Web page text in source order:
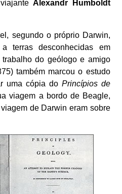
Alexandr Humboldt
segundo o próprio Darwin,
terras desconhecidas em
do geólogo e amigo
também marcou o estudo
uma cópia do Princípios de
viagem a bordo de Beagle,
de Darwin eram sobre